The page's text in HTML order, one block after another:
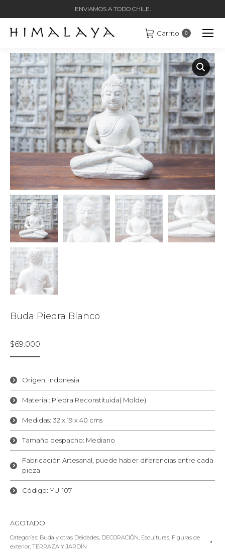
ENVIAMOS A TODO CHILE.
Carrito 0
Buda Piedra Blanco
$69.000
Origen: Indonesia
Material: Piedra Reconstituida( Molde)
Medidas: 32 x 19 x 40 cms
Tamaño despacho: Mediano
Fabricación Artesanal, puede haber diferencias entre cada
pieza
Código: YU-107
AGOTADO
Categorías: Buda y otras Deidades, DECORACIÓN, Esculturas, Figuras de
exterior, TERRAZA Y JARDÍN